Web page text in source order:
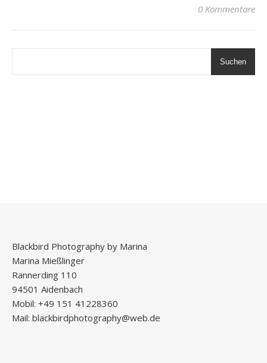
0 Kommentare
Suchen
Blackbird Photography by Marina
Marina Mießlinger
Rannerding 110
94501 Aidenbach
Mobil: +49 151 41228360
Mail: blackbirdphotography@web.de